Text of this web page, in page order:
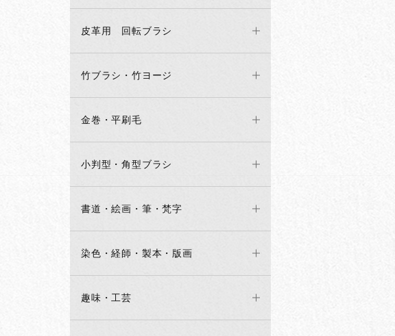
皮革用 回転ブラシ
竹ブラシ・竹ヨージ
金巻・平刷毛
小判型・角型ブラシ
書道・絵画・筆・梵字
染色・経師・製本・版画
趣味・工芸